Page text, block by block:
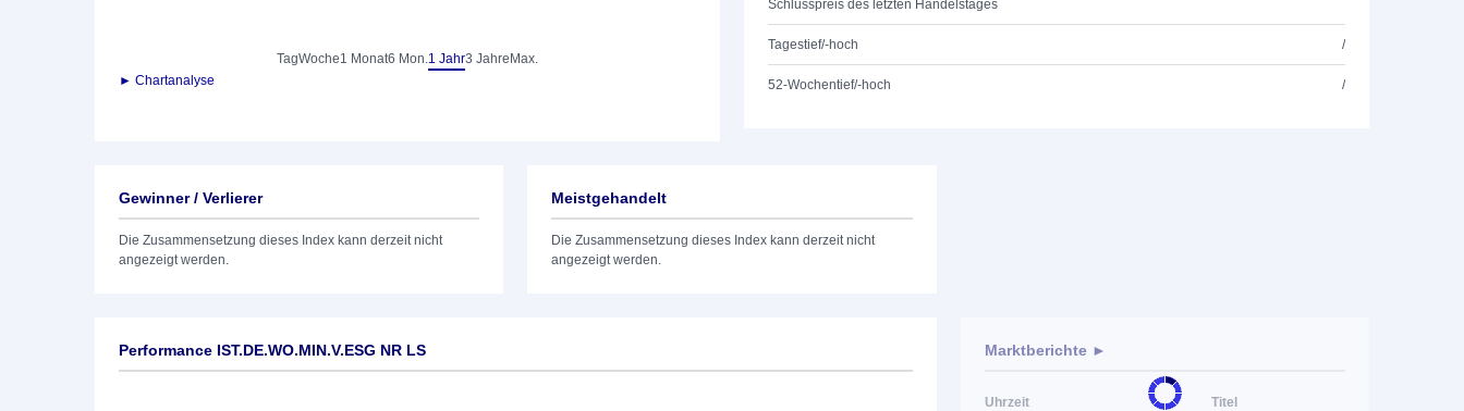
TagWoche1 Monat6 Mon.1 Jahr3 Jahre Max.
► Chartanalyse
Schlusspreis des letzten Handelstages
Tagestief/-hoch /
52-Wochentief/-hoch /
Gewinner / Verlierer
Die Zusammensetzung dieses Index kann derzeit nicht
angezeigt werden.
Meistgehandelt
Die Zusammensetzung dieses Index kann derzeit nicht
angezeigt werden.
Performance IST.DE.WO.MIN.V.ESG NR LS Marktberichte ►
Uhrzeit Titel